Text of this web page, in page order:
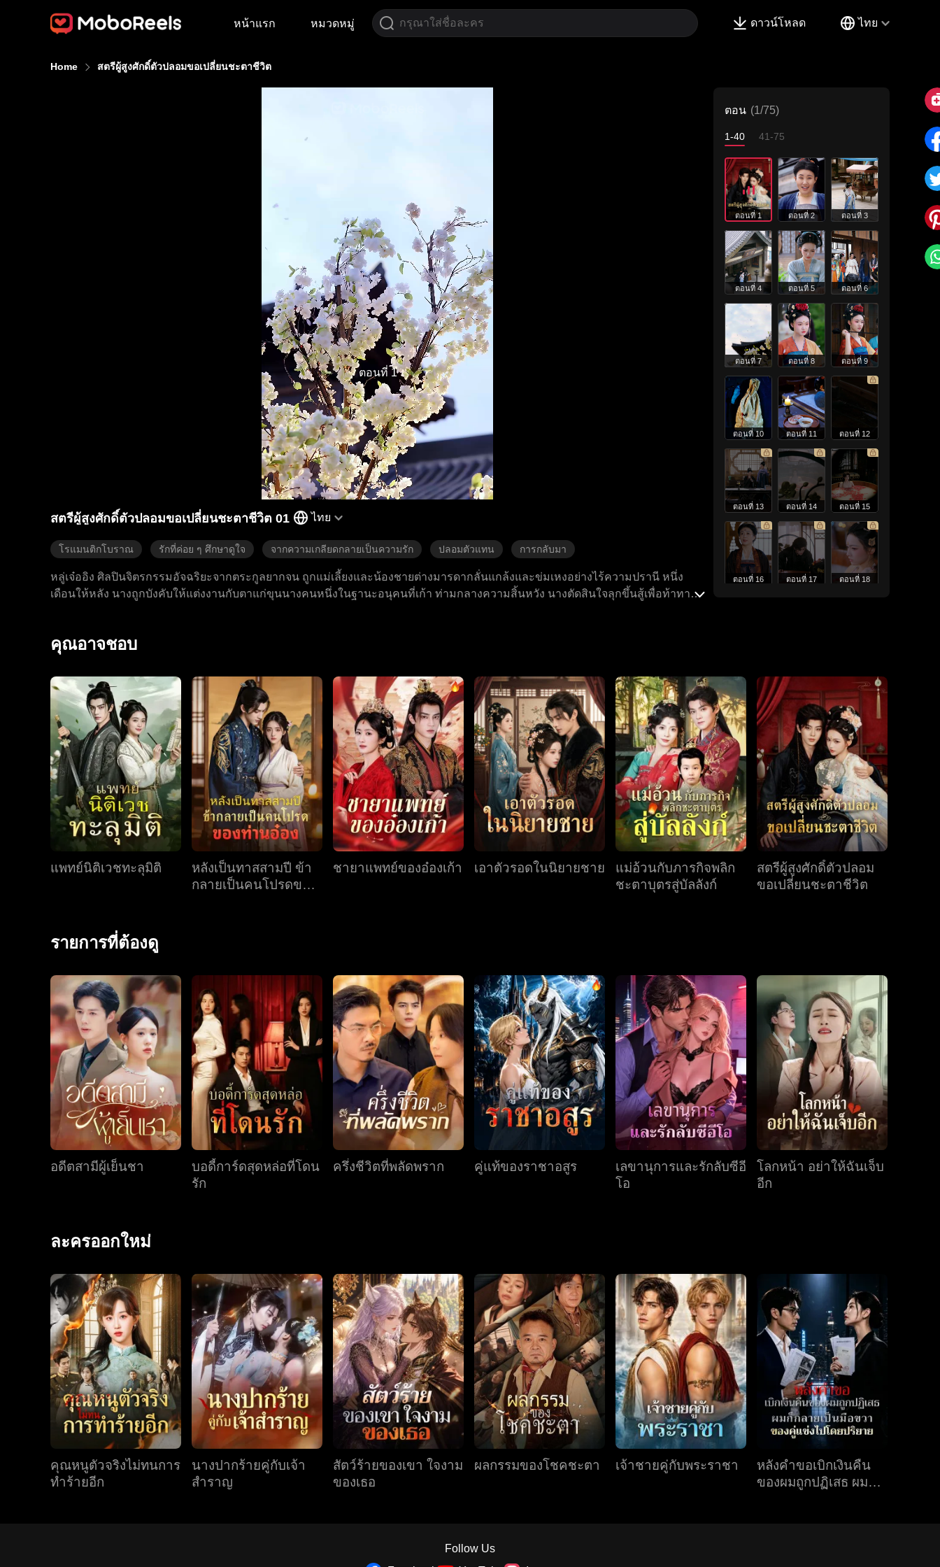
หน้าแรก หมวดหมู่ ดาวน์โหลด ไทย
Home สตรีผู้สูงศักดิ์ตัวปลอมขอเปลี่ยนชะตาชีวิต
ตอนที่ 1
สตรีผู้สูงศักดิ์ตัวปลอมขอเปลี่ยนชะตาชีวิต 01 ไทย
โรแมนติกโบราณ รักที่ค่อย ๆ ศึกษาดูใจ จากความเกลียดกลายเป็นความรัก ปลอมตัวแทน การกลับมา
หลู่เจ๋ออิง ศิลปินจิตรกรรมอัจฉริยะจากตระกูลยากจน ถูกแม่เลี้ยงและน้องชายต่างมารดากลั่นแกล้งและข่มเหงอย่างไร้ความปรานี หนึ่ง
เดือนให้หลัง นางถูกบังคับให้แต่งงานกับตาแก่ขุนนางคนหนึ่งในฐานะอนุคนที่เก้า ท่ามกลางความสิ้นหวัง นางตัดสินใจลุกขึ้นสู้เพื่อท้าทาย
ตอน (1/75)
1-40 41-75
ตอนที่ 1 ตอนที่ 2 ตอนที่ 3
ตอนที่ 4 ตอนที่ 5 ตอนที่ 6
ตอนที่ 7 ตอนที่ 8 ตอนที่ 9
ตอนที่ 10 ตอนที่ 11 ตอนที่ 12
ตอนที่ 13 ตอนที่ 14 ตอนที่ 15
ตอนที่ 16 ตอนที่ 17 ตอนที่ 18
ตอนที่ 22 ตอนที่ 23 ตอนที่ 24
ตอนที่ 25 ตอนที่ 26 ตอนที่ 27
ตอนที่ 28 ตอนที่ 29 ตอนที่ 30
ตอนที่ 34 ตอนที่ 35 ตอนที่ 36
ตอนที่ 37 ตอนที่ 38 ตอนที่ 39
ตอนที่ 40
คุณอาจชอบ
แพทย์นิติเวชทะลุมิติ
หลังเป็นทาสสามปี ข้า
กลายเป็นคนโปรดของ
ชายาแพทย์ของอ๋องเก้า เอาตัวรอดในนิยายชาย
แม่อ้วนกับภารกิจพลิก
ชะตาบุตรสู่บัลลังก์
สตรีผู้สูงศักดิ์ตัวปลอม
ขอเปลี่ยนชะตาชีวิต
รายการที่ต้องดู
อดีตสามีผู้เย็นชา
บอดี้การ์ดสุดหล่อที่โดน
รัก
ครึ่งชีวิตที่พลัดพราก คู่แท้ของราชาอสูร
เลขานุการและรักลับซีอี
โอ
โลกหน้า อย่าให้ฉันเจ็บ
อีก
ละครออกใหม่
คุณหนูตัวจริงไม่ทนการ
ทำร้ายอีก
นางปากร้ายคู่กับเจ้า
สำราญ
สัตว์ร้ายของเขา ใจงาม
ของเธอ
ผลกรรมของโชคชะตา เจ้าชายคู่กับพระราชา
หลังคำขอเบิกเงินคืน
ของผมถูกปฏิเสธ ผมก็
Follow Us